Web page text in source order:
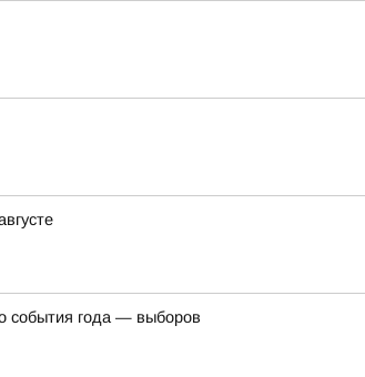
события года — выборов